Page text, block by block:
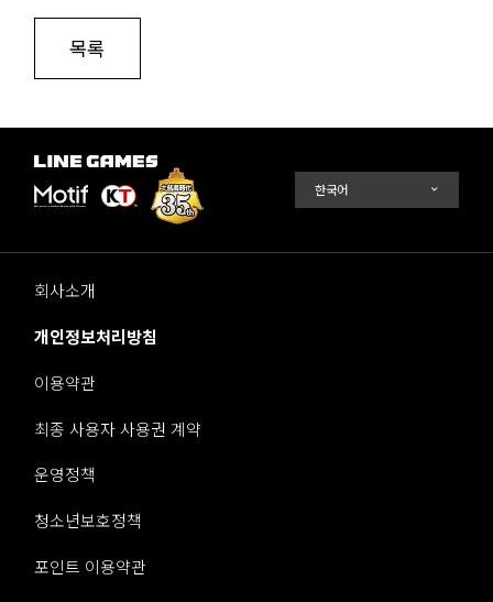
목록
회사소개
개인정보처리방침
이용약관
최종 사용자 사용권 계약
운영정책
청소년보호정책
포인트 이용약관